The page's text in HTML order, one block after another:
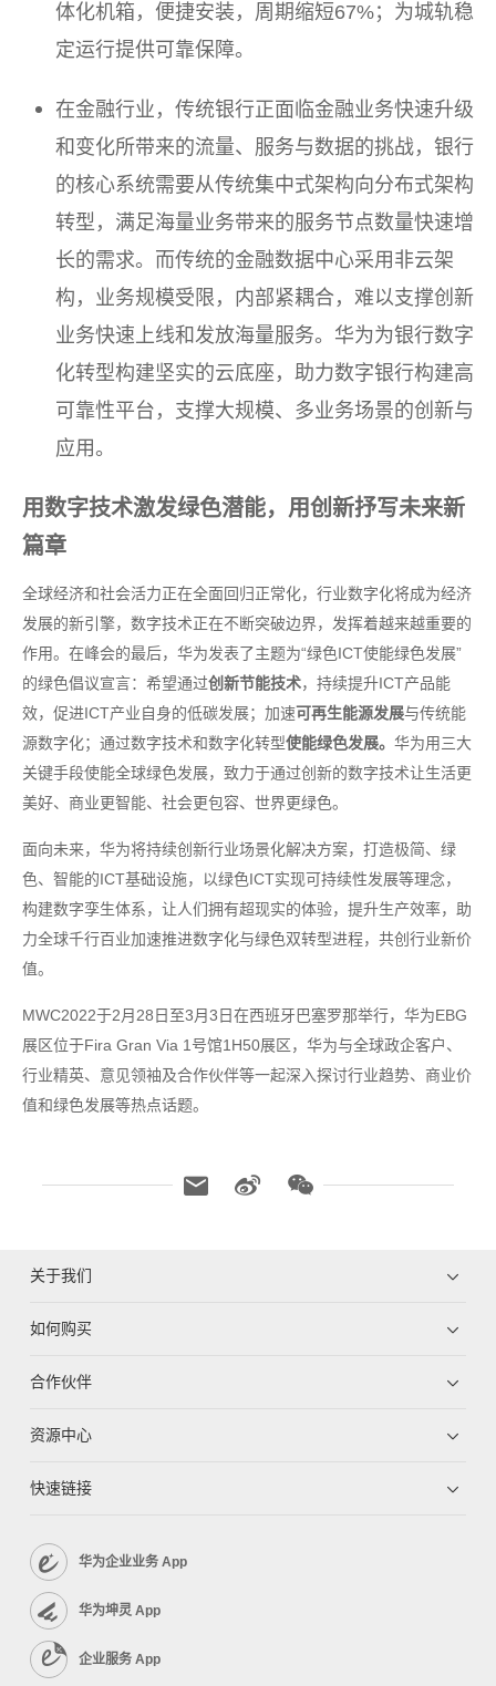
体化机箱，便捷安装，周期缩短67%；为城轨稳
定运行提供可靠保障。
在金融行业，传统银行正面临金融业务快速升级
和变化所带来的流量、服务与数据的挑战，银行
的核心系统需要从传统集中式架构向分布式架构
转型，满足海量业务带来的服务节点数量快速增
长的需求。而传统的金融数据中心采用非云架
构，业务规模受限，内部紧耦合，难以支撑创新
业务快速上线和发放海量服务。华为为银行数字
化转型构建坚实的云底座，助力数字银行构建高
可靠性平台，支撑大规模、多业务场景的创新与
应用。
用数字技术激发绿色潜能，用创新抒写未来新
篇章
全球经济和社会活力正在全面回归正常化，行业数字化将成为经济
发展的新引擎，数字技术正在不断突破边界，发挥着越来越重要的
作用。在峰会的最后，华为发表了主题为“绿色ICT使能绿色发展”
的绿色倡议宣言：希望通过创新节能技术，持续提升ICT产品能
效，促进ICT产业自身的低碳发展；加速可再生能源发展与传统能
源数字化；通过数字技术和数字化转型使能绿色发展。 华为用三大
关键手段使能全球绿色发展，致力于通过创新的数字技术让生活更
美好、商业更智能、社会更包容、世界更绿色。
面向未来，华为将持续创新行业场景化解决方案，打造极简、绿
色、智能的ICT基础设施，以绿色ICT实现可持续性发展等理念，
构建数字孪生体系，让人们拥有超现实的体验，提升生产效率，助
力全球千行百业加速推进数字化与绿色双转型进程，共创行业新价
值。
MWC2022于2月28日至3月3日在西班牙巴塞罗那举行，华为EBG
展区位于Fira Gran Via 1号馆1H50展区，华为与全球政企客户、
行业精英、意见领袖及合作伙伴等一起深入探讨行业趋势、商业价
值和绿色发展等热点话题。
关于我们
如何购买
合作伙伴
资源中心
快速链接
华为企业业务 App
华为坤灵 App
企业服务 App